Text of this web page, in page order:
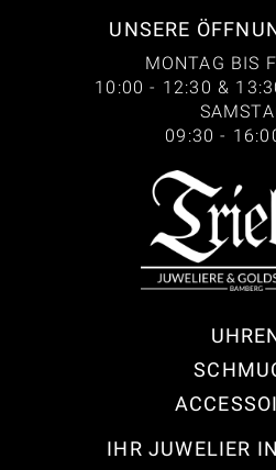
UNSERE
MONTAG BIS
10:00 - 12:30 &
09:30 -
IHR JUWELIER